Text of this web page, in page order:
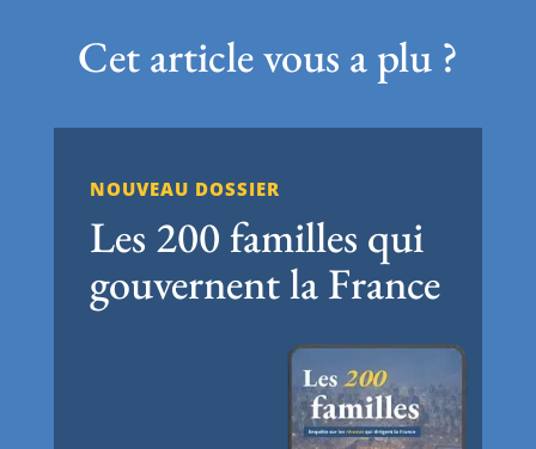
Cet article vous a plu ?
NOUVEAU DOSSIER
Les 200 familles qui
gouvernent la France